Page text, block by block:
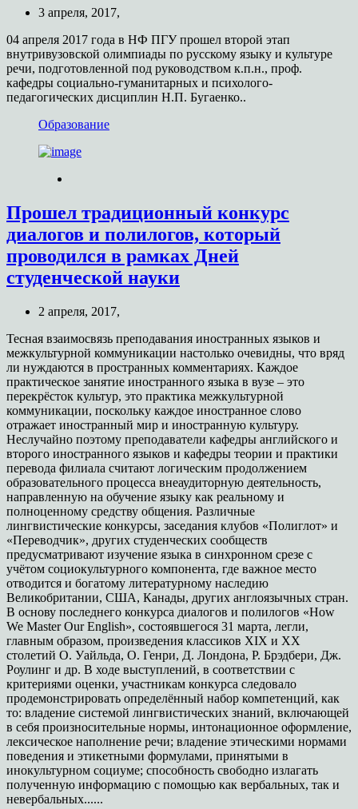
3 апреля, 2017,
04 апреля 2017 года в НФ ПГУ прошел второй этап
внутривузовской олимпиады по русскому языку и культуре
речи, подготовленной под руководством к.п.н., проф.
кафедры социально-гуманитарных и психолого-
педагогических дисциплин Н.П. Бугаенко..
Образование
Прошел традиционный конкурс
диалогов и полилогов, который
проводился в рамках Дней
студенческой науки
2 апреля, 2017,
Тесная взаимосвязь преподавания иностранных языков и
межкультурной коммуникации настолько очевидны, что вряд
ли нуждаются в пространных комментариях. Каждое
практическое занятие иностранного языка в вузе – это
перекрёсток культур, это практика межкультурной
коммуникации, поскольку каждое иностранное слово
отражает иностранный мир и иностранную культуру.
Неслучайно поэтому преподаватели кафедры английского и
второго иностранного языков и кафедры теории и практики
перевода филиала считают логическим продолжением
образовательного процесса внеаудиторную деятельность,
направленную на обучение языку как реальному и
полноценному средству общения. Различные
лингвистические конкурсы, заседания клубов «Полиглот» и
«Переводчик», других студенческих сообществ
предусматривают изучение языка в синхронном срезе с
учётом социокультурного компонента, где важное место
отводится и богатому литературному наследию
Великобритании, США, Канады, других англоязычных стран.
В основу последнего конкурса диалогов и полилогов «How
We Master Our English», состоявшегося 31 марта, легли,
главным образом, произведения классиков XIX и XX
столетий О. Уайльда, О. Генри, Д. Лондона, Р. Брэдбери, Дж.
Роулинг и др. В ходе выступлений, в соответствии с
критериями оценки, участникам конкурса следовало
продемонстрировать определённый набор компетенций, как
то: владение системой лингвистических знаний, включающей
в себя произносительные нормы, интонационное оформление,
лексическое наполнение речи; владение этическими нормами
поведения и этикетными формулами, принятыми в
инокультурном социуме; способность свободно излагать
полученную информацию с помощью как вербальных, так и
невербальных......